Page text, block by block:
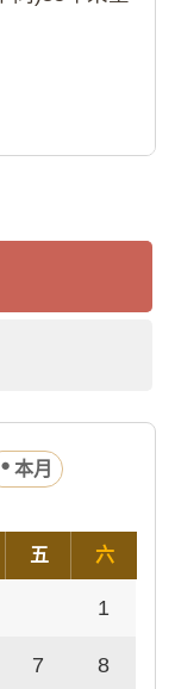
函請其家屬
本月
五 六
1
7 8